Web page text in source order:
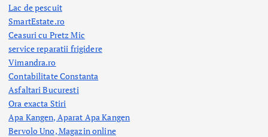
Lac de pescuit
SmartEstate.ro
Ceasuri cu Pretz Mic
service reparatii frigidere
Vimandra.ro
Contabilitate Constanta
Asfaltari Bucuresti
Ora exacta Stiri
Apa Kangen, Aparat Apa Kangen
Bervolo Uno, Magazin online